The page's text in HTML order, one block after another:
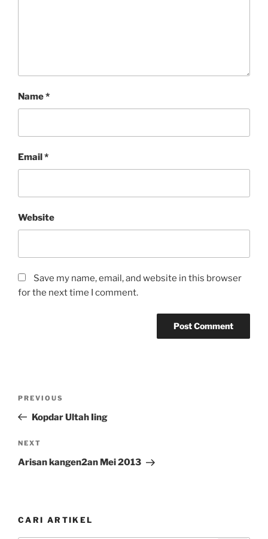
Name*
Email*
Website
Save my name, email, and website in this browser
for the next time I comment.
Previous
Post
PREVIOUS
Kopdar Ultah Iing
Next
Post
NEXT
Arisan kangen2an Mei 2013
CARI ARTIKEL